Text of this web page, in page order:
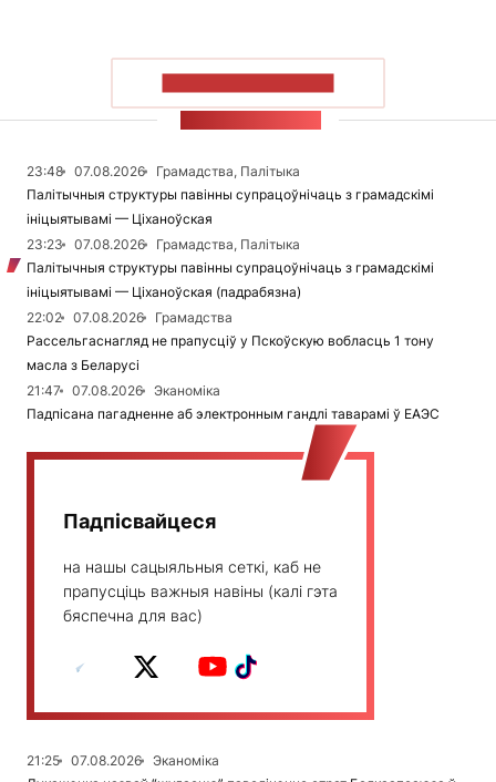
23:48 07.08.2026
Грамадства, Палітыка
Палітычныя структуры павінны супрацоўнічаць з грамадскімі
ініцыятывамі — Ціханоўская
23:23
07.08.2026
Грамадства, Палітыка
Палітычныя структуры павінны супрацоўнічаць з грамадскімі
ініцыятывамі — Ціханоўская (падрабязна)
22:02
07.08.2026
Грамадства
Рассельгаснагляд не прапусціў у Пскоўскую вобласць 1 тону
масла з Беларусі
21:47
07.08.2026
Эканоміка
Падпісана пагадненне аб электронным гандлі таварамі ў ЕАЭС
Падпісвайцеся
на нашы сацыяльныя сеткі, каб не
прапусціць важныя навіны (калі гэта
бяспечна для вас)
21:25 07.08.2026
Эканоміка